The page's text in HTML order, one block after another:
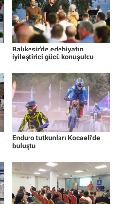
Balıkesir'de edebiyatın
iyileştirici gücü konuşuldu
Enduro tutkunları Kocaeli'de
buluştu